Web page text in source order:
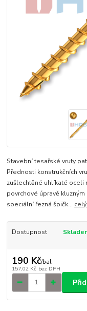
Stavební tesařské vruty
Přednosti konstrukčních
zušlechtěné uhlíkaté oceli
povrchové úpravě
speciální řezná špičk...
Dostupnost
190 Kč/bal
157,02 Kč bez DPH